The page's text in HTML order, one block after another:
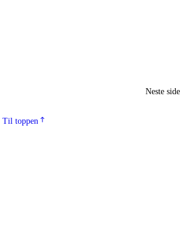
Neste side
Til toppen